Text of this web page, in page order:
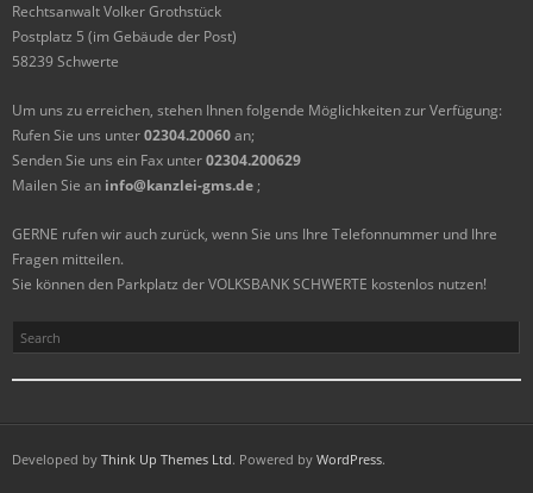
Rechtsanwalt Volker Grothstück
Postplatz 5 (im Gebäude der Post)
58239 Schwerte
Um uns zu erreichen, stehen Ihnen folgende Möglichkeiten zur Verfügung:
Rufen Sie uns unter02304.20060an;
Senden Sie uns ein Fax unter02304.200629
Mailen Sie an info@kanzlei-gms.de;
GERNE rufen wir auch zurück, wenn Sie uns Ihre Telefonnummer und Ihre
Fragen mitteilen.
Sie können den Parkplatz der VOLKSBANK SCHWERTE kostenlos nutzen!
Developed by Think Up Themes Ltd. Powered by WordPress.